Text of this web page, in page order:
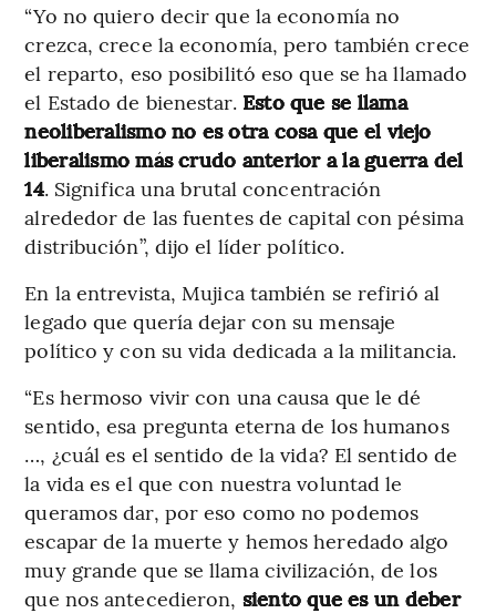
“Yo no quiero decir que la economía no
crezca, crece la economía, pero también crece
el reparto, eso posibilitó eso que se ha llamado
el Estado de bienestar. Esto que se llama
neoliberalismo no es otra cosa que el viejo
liberalismo más crudo anterior a la guerra del
14. Significa una brutal concentración
alrededor de las fuentes de capital con pésima
distribución”, dijo el líder político.
En la entrevista, Mujica también se refirió al
legado que quería dejar con su mensaje
político y con su vida dedicada a la militancia.
“Es hermoso vivir con una causa que le dé
sentido, esa pregunta eterna de los humanos
…, ¿cuál es el sentido de la vida? El sentido de
la vida es el que con nuestra voluntad le
queramos dar, por eso como no podemos
escapar de la muerte y hemos heredado algo
muy grande que se llama civilización, de los
que nos antecedieron, siento que es un deber